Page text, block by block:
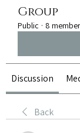
Group
Public · 8
Discussion
Back